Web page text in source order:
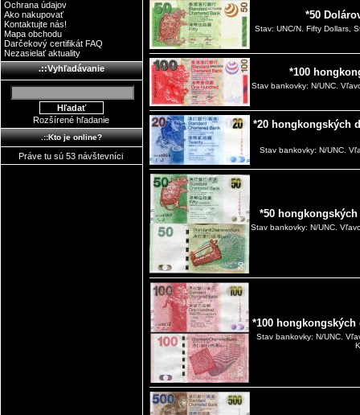
Ochrana údajov
Ako nakupovať
Kontaktujte nás!
Mapa obchodu
Darčekový certifikát FAQ
Nezasielať aktuality
.::Vyhľadávanie
Rozšírené hľadanie
.::Kto je online?
Práve tu sú 53 návštevníci
*50
Stav: UNC/N. Fifty Dollars,
*100
Stav bankovky: N/UNC.
*20 hongkongských
Stav bankovky: N/UNC.
*50 hongkongských
Stav bankovky: N/UNC.
*100 hongkongských
Stav bankovky: N/UNC.